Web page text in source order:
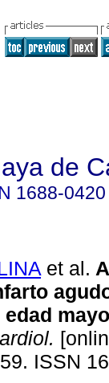
de
1688-0420
et al.
ISSN